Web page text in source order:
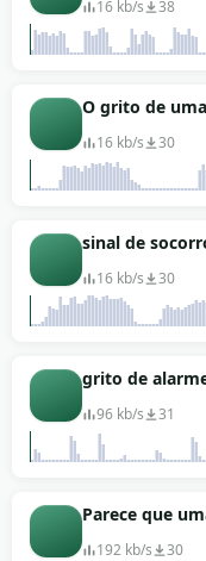
16 kb/s 38
O grito de
16 kb/s 30
sinal de
16 kb/s 30
grito de
96 kb/s 31
Parece que
192 kb/s 30